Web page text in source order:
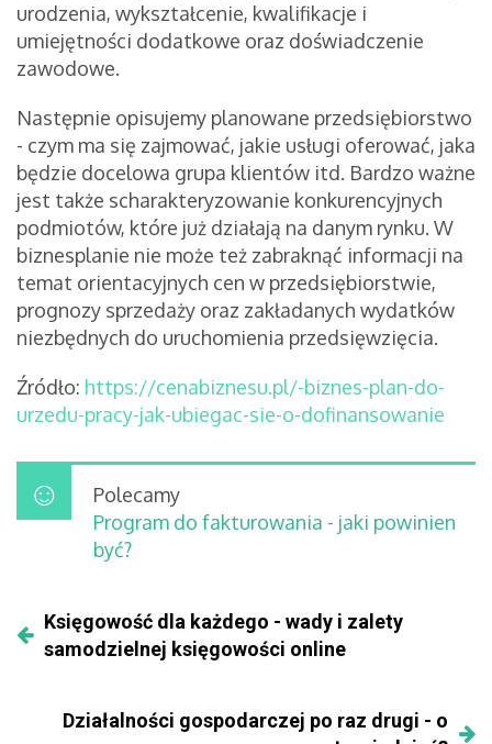
urodzenia, wykształcenie, kwalifikacje i
umiejętności dodatkowe oraz doświadczenie
zawodowe.
Następnie opisujemy planowane przedsiębiorstwo
- czym ma się zajmować, jakie usługi oferować, jaka
będzie docelowa grupa klientów itd. Bardzo ważne
jest także scharakteryzowanie konkurencyjnych
podmiotów, które już działają na danym rynku. W
biznesplanie nie może też zabraknąć informacji na
temat orientacyjnych cen w przedsiębiorstwie,
prognozy sprzedaży oraz zakładanych wydatków
niezbędnych do uruchomienia przedsięwzięcia.
Źródło: https://cenabiznesu.pl/-biznes-plan-do-
urzedu-pracy-jak-ubiegac-sie-o-dofinansowanie
Polecamy
Program do fakturowania - jaki powinien
być?
Księgowość dla każdego - wady i zalety
samodzielnej księgowości online
Działalności gospodarczej po raz drugi - o